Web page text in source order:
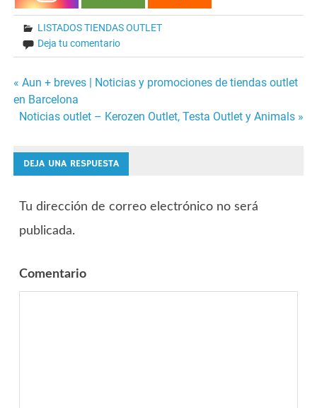
LISTADOS TIENDAS OUTLET
Deja tu comentario
Navegación
entradas
« Aun + breves | Noticias y promociones de tiendas outlet
en Barcelona
Noticias outlet – Kerozen Outlet, Testa Outlet y Animals »
DEJA UNA RESPUESTA
Tu dirección de correo electrónico no será
publicada.
Comentario